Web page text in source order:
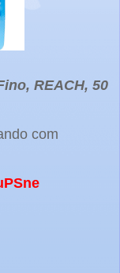
REACH, 50
com